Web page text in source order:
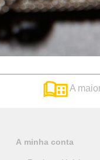
A
A minha conta